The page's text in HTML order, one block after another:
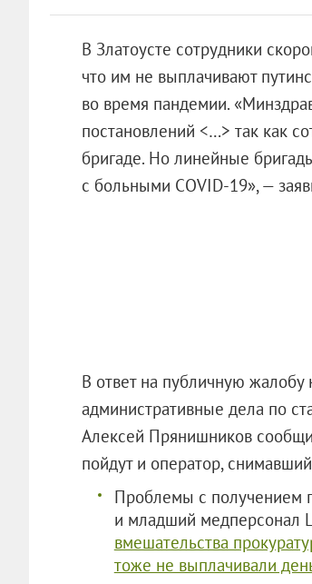
В Златоусте сотрудники
что им не выплачивают
во время пандемии.
постановлений <…> так как
бригаде. Но линейные
с больными COVID-19», —
В ответ на публичную
административные дела по
Алексей Прянишников
пойдут и оператор,
Проблемы с получением
и младший медперсонал
вмешательства
тоже не выплачивали